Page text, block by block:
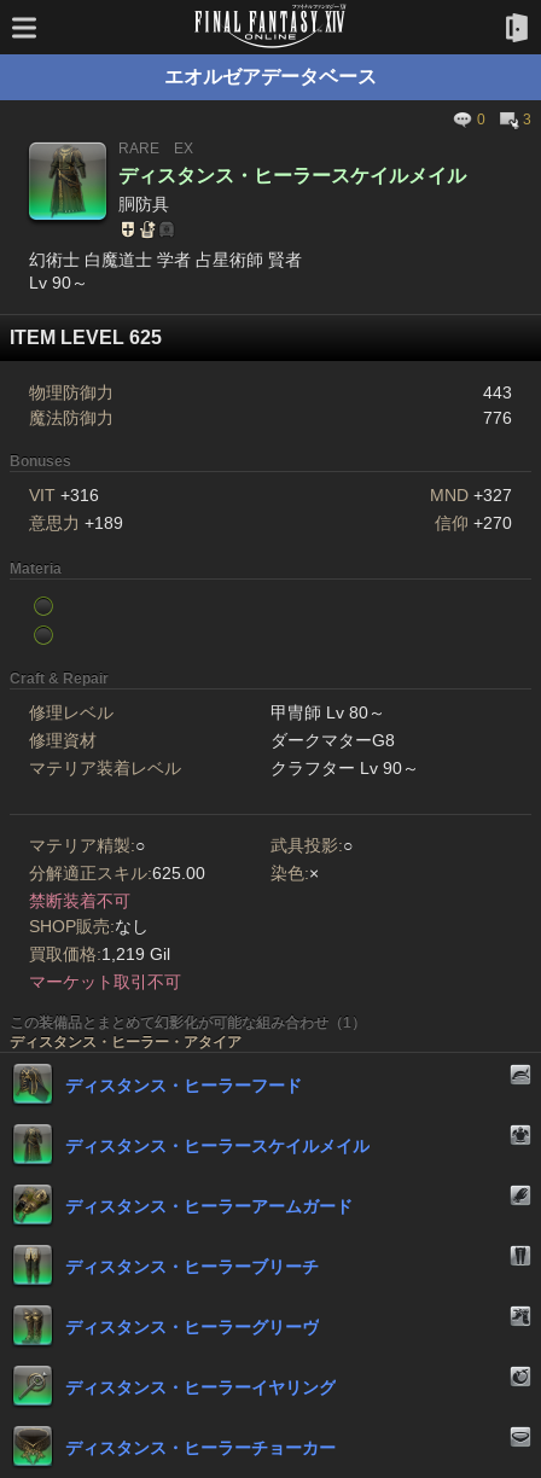
エオルゼアデータベース
0
3
RARE
EX
ディスタンス・ヒーラースケイルメイル
胴防具
幻術士 白魔道士 学者 占星術師 賢者
Lv 90～
ITEM LEVEL 625
物理防御力
443
魔法防御力
776
Bonuses
VIT +316 MND +327
意思力 +189 信仰 +270
Materia
Craft & Repair
修理レベル
甲冑師 Lv 80～
修理資材
ダークマターG8
マテリア装着レベル
クラフター Lv 90～
マテリア精製:○ 武具投影:○
分解適正スキル:625.00 染色:×
禁断装着不可
SHOP販売:なし
買取価格:1,219 Gil
マーケット取引不可
この装備品とまとめて幻影化が可能な組み合わせ（1）
ディスタンス・ヒーラー・アタイア
ディスタンス・ヒーラーフード
ディスタンス・ヒーラースケイルメイル
ディスタンス・ヒーラーアームガード
ディスタンス・ヒーラーブリーチ
ディスタンス・ヒーラーグリーヴ
ディスタンス・ヒーラーイヤリング
ディスタンス・ヒーラーチョーカー